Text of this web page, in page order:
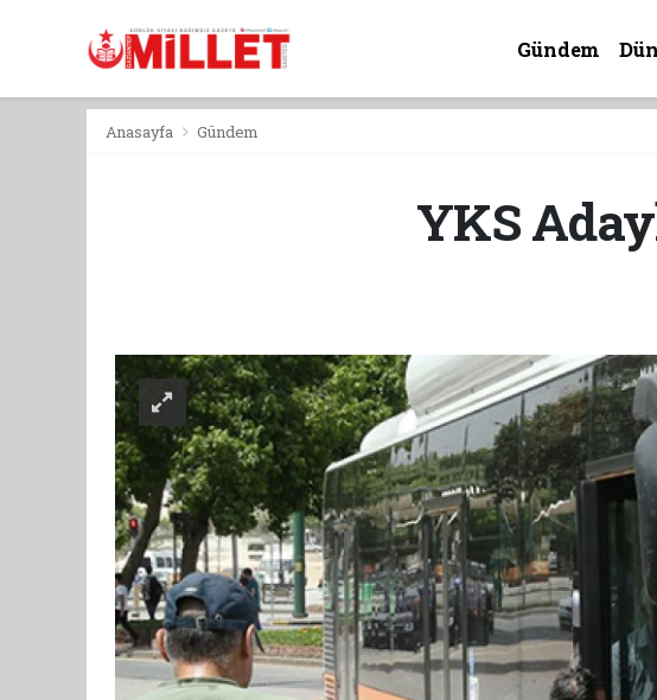
Gündem
Anasayfa Gündem
YKS